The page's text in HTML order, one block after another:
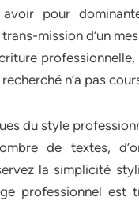
pour
mission d’un
n’a pas
du style
de textes,
la simplicité
professionnel est